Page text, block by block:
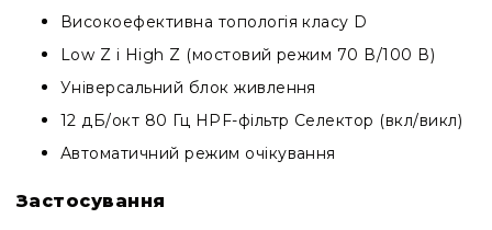
Для
пристроїв
Всі
мікрофони
Мікрофонне
підсилення
Високоефективна топологія класу D
Low Z і High Z (мостовий режим 70 В/100 В)
Універсальний блок живлення
12 дБ/окт 80 Гц HPF-фільтр Селектор (вкл/викл)
Автоматичний режим очікування
Застосування